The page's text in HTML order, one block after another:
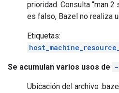
prioridad. Consulta “man
es falso, Bazel no realiza
Etiquetas:
Se acumulan varios usos de
Ubicación del archivo